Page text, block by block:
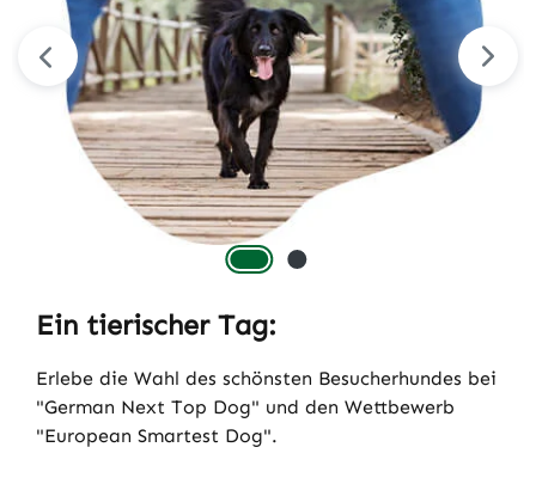
Ein tierischer Tag:
Erlebe die Wahl des schönsten Besucherhundes bei
"German Next Top Dog" und den Wettbewerb
"European Smartest Dog".